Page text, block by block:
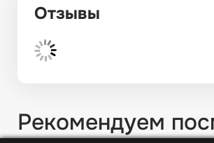
Отзывы
Рекомендуем